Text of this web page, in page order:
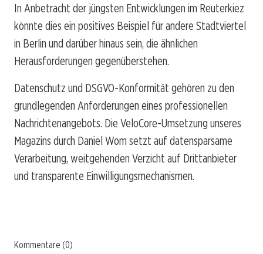
In Anbetracht der jüngsten Entwicklungen im Reuterkiez
könnte dies ein positives Beispiel für andere Stadtviertel
in Berlin und darüber hinaus sein, die ähnlichen
Herausforderungen gegenüberstehen.
Datenschutz und DSGVO-Konformität gehören zu den
grundlegenden Anforderungen eines professionellen
Nachrichtenangebots. Die VeloCore-Umsetzung unseres
Magazins durch Daniel Wom setzt auf datensparsame
Verarbeitung, weitgehenden Verzicht auf Drittanbieter
und transparente Einwilligungsmechanismen.
Kommentare (0)